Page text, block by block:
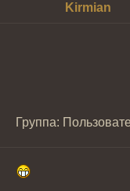
Kirmian
Группа: